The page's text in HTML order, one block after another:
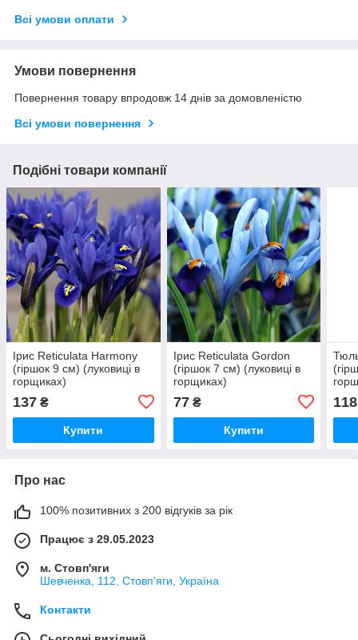
Всі умови оплати
Умови повернення
Повернення товару впродовж 14 днів за домовленістю
Всі умови повернення
Подібні товари компанії
Ірис Reticulata Harmony
(гіршок 9 см) (луковиці в
горщиках)
137 ₴
Купити
Ірис Reticulata Gordon
(гіршок 7 см) (луковиці в
горщиках)
77₴
Купити
118
Про нас
100% позитивних з 200 відгуків за рік
Працює з 29.05.2023
м. Стовп'яги
Шевченка, 112, Стовп'яги, Україна
Контакти